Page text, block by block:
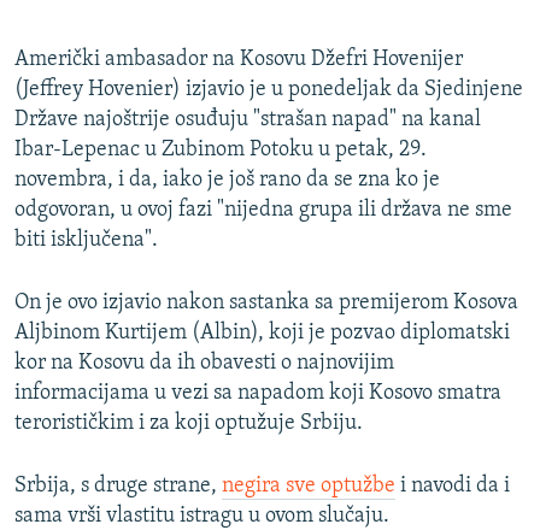
POST SCRIPTUM
MOJA EVROPA
TRI DECENIJE OD RATA U BIH
SVE KARTE DEJTONA
NASTANAK I RASPAD JUGOSLAVIJE
Američki ambasador na Kosovu Džefri Hovenijer
(Jeffrey Hovenier) izjavio je u ponedeljak da Sjedinjene
Države najoštrije osuđuju "strašan napad" na kanal
Ibar-Lepenac u Zubinom Potoku u petak, 29.
novembra, i da, iako je još rano da se zna ko je
odgovoran, u ovoj fazi "nijedna grupa ili država ne sme
biti isključena".
On je ovo izjavio nakon sastanka sa premijerom Kosova
Aljbinom Kurtijem (Albin), koji je pozvao diplomatski
kor na Kosovu da ih obavesti o najnovijim
informacijama u vezi sa napadom koji Kosovo smatra
terorističkim i za koji optužuje Srbiju.
Srbija, s druge strane, negira sve optužbe i navodi da i
sama vrši vlastitu istragu u ovom slučaju.